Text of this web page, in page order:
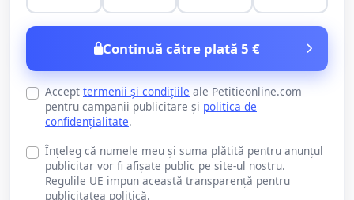
Continuă către plată 5 €
Accept termenii și condițiile ale Petitieonline.com
pentru campanii publicitare și politica de
confidențialitate.
Înțeleg că numele meu și suma plătită pentru anunțul
publicitar vor fi afișate public pe site-ul nostru.
Regulile UE impun această transparență pentru
publicitatea politică.